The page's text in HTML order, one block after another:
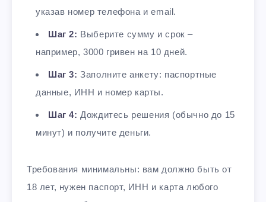
указав номер телефона и email.
Шаг 2: Выберите сумму и срок –
например, 3000 гривен на 10 дней.
Шаг 3: Заполните анкету: паспортные
данные, ИНН и номер карты.
Шаг 4: Дождитесь решения (обычно до 15
минут) и получите деньги.
Требования минимальны: вам должно быть от
18 лет, нужен паспорт, ИНН и карта любого